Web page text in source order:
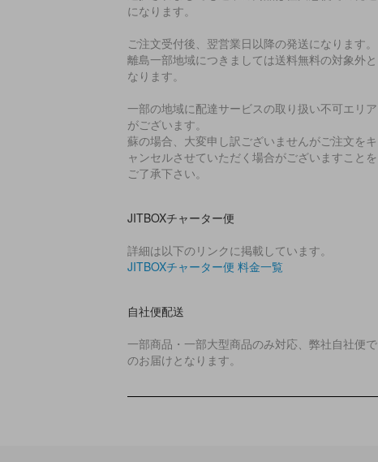
になります。
ご注文受付後、翌営業日以降の発送になります。
離島一部地域につきましては送料無料の対象外と
なります。
一部の地域に配達サービスの取り扱い不可エリア
がございます。
蘇の場合、大変申し訳ございませんがご注文をキ
ャンセルさせていただく場合がございますことを
ご了承下さい。
JITBOXチャーター便
詳細は以下のリンクに掲載しています。
JITBOXチャーター便 料金一覧
自社便配送
一部商品・一部大型商品のみ対応、弊社自社便で
のお届けとなります。